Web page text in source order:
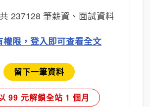
237128 筆薪資、面試資料
權限，登入即可查看全文
留下一筆資料
99 元解鎖全站 1 個月